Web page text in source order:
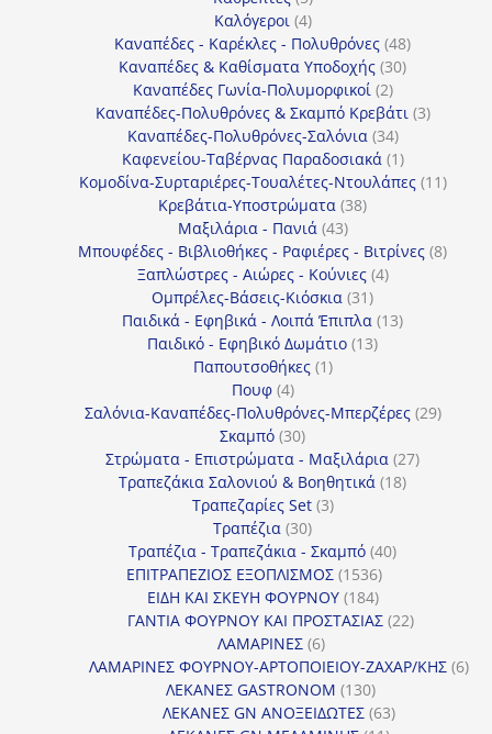
προϊόντα
Καλόγεροι 44
προϊόντα
Καναπέδες - Καρέκλες - Πολυθρόνες 4848
προϊόντα
Καναπέδες & Καθίσματα Υποδοχής 3030
Καναπέδες Γωνία-Πολυμορφικοί 22
προϊόντα
Καναπέδες-Πολυθρόνες & Σκαμπό Κρεβάτι 33
Καναπέδες-Πολυθρόνες-Σαλόνια 3434
προϊόντα
Καφενείου-Ταβέρνας Παραδοσιακά 11
προϊόν
Κομοδίνα-Συρταριέρες-Τουαλέτες-Ντουλάπες 1111
Κρεβάτια-Υποστρώματα 3838
Μαξιλάρια - Πανιά 4343
προϊόντα
Μπουφέδες - Βιβλιοθήκες - Ραφιέρες - Βιτρίνες 88
Ξαπλώστρες - Αιώρες - Κούνιες 44
Ομπρέλες-Βάσεις-Κιόσκια 3131
προϊόντα
Παιδικά - Εφηβικά - Λοιπά Έπιπλα 1313
Παιδικό - Εφηβικό Δωμάτιο 1313
Παπουτσοθήκες 11
Πουφ 44
προϊόντα
Σαλόνια-Καναπέδες-Πολυθρόνες-Μπερζέρες 2929
Σκαμπό 3030
προϊόντα
Στρώματα - Επιστρώματα - Μαξιλάρια 2727
Τραπεζάκια Σαλονιού & Βοηθητικά 1818
Τραπεζαρίες Set 33
Τραπέζια 3030
προϊόντα
Τραπέζια - Τραπεζάκια - Σκαμπό 4040
ΕΠΙΤΡΑΠΕΖΙΟΣ ΕΞΟΠΛΙΣΜΟΣ 15361536
προϊόντα
ΕΙΔΗ ΚΑΙ ΣΚΕΥΗ ΦΟΥΡΝΟΥ 184184
προϊόντα
ΓΑΝΤΙΑ ΦΟΥΡΝΟΥ ΚΑΙ ΠΡΟΣΤΑΣΙΑΣ 2222
ΛΑΜΑΡΙΝΕΣ 66
προϊόντα
ΛΑΜΑΡΙΝΕΣ ΦΟΥΡΝΟΥ-ΑΡΤΟΠΟΙΕΙΟΥ-ΖΑΧΑΡ/ΚΗΣ 66
ΛΕΚΑΝΕΣ GASTRONOM 130130
προϊόντα
ΛΕΚΑΝΕΣ GN ΑΝΟΞΕΙΔΩΤΕΣ 6363